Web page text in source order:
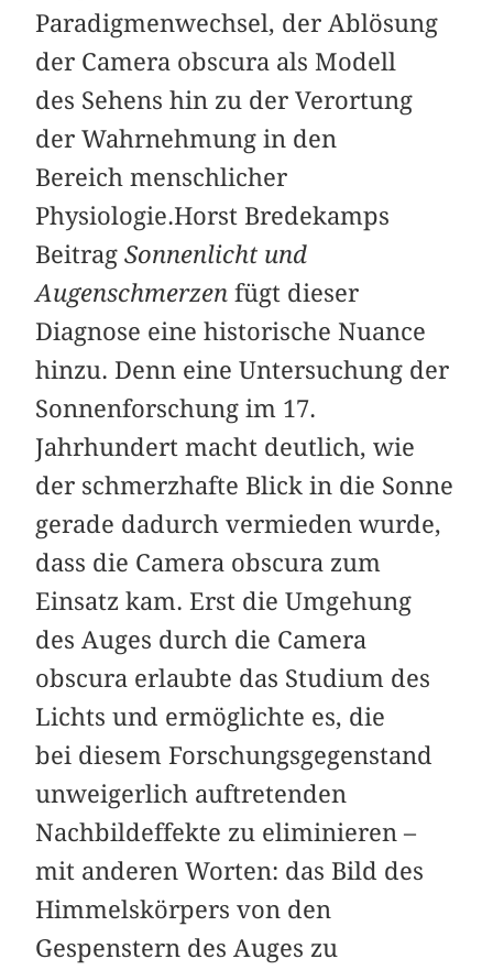
Paradigmenwechsel, der Ablösung
der Camera obscura als Modell
des Sehens hin zu der Verortung
der Wahrnehmung in den
Bereich menschlicher
Physiologie.Horst Bredekamps
BeitragSonnenlicht und
Augenschmerzenfügt dieser
Diagnose eine historische Nuance
hinzu. Denn eine Untersuchung der
Sonnenforschung im 17.
Jahrhundert macht deutlich, wie
der schmerzhafte Blick in die Sonne
gerade dadurch vermieden wurde,
dass die Camera obscura zum
Einsatz kam. Erst die Umgehung
des Auges durch die Camera
obscura erlaubte das Studium des
Lichts und ermöglichte es, die
bei diesem Forschungsgegenstand
unweigerlich auftretenden
Nachbildeffekte zu eliminieren –
mit anderen Worten: das Bild des
Himmelskörpers von den
Gespenstern des Auges zu